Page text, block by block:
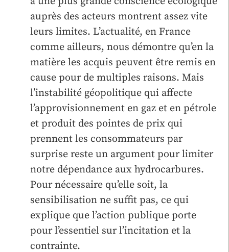
auprès des acteurs montrent assez vite
leurs limites. L’actualité, en France
comme ailleurs, nous démontre qu’en la
matière les acquis peuvent être remis en
cause pour de multiples raisons. Mais
l’instabilité géopolitique qui affecte
l’approvisionnement en gaz et en pétrole
et produit des pointes de prix qui
prennent les consommateurs par
surprise reste un argument pour limiter
notre dépendance aux hydrocarbures.
Pour nécessaire qu’elle soit, la
sensibilisation ne suffit pas, ce qui
explique que l’action publique porte
pour l’essentiel sur l’incitation et la
contrainte.